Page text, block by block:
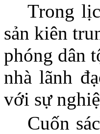
Trong
sản kiên
phóng dân
nhà lãnh
với sự
Cuốn